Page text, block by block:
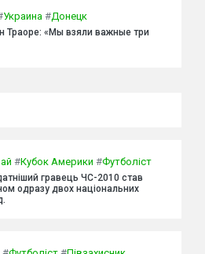
Украина #Донецк
Траоре: «Мы взяли важные три
#Кубок Америки #Футболіст
гравець ЧС-2010 став
одразу двох національних